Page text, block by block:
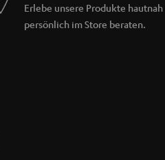
Erlebe unsere Produkte hautnah
persönlich im Store beraten.